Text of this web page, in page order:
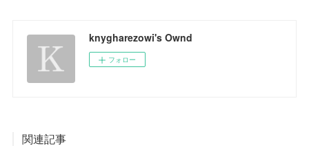
knygharezowi's Ownd
フォロー
関連記事